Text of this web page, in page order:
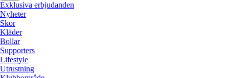
Exklusiva erbjudanden
Nyheter
Skor
Kläder
Bollar
Supporters
Lifestyle
Utrustning